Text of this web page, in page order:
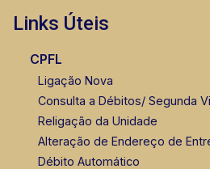
Links Úteis
CPFL
Ligação Nova
Consulta a Débitos/ Segunda
Religação da Unidade
Alteração de Endereço de
Débito Automático